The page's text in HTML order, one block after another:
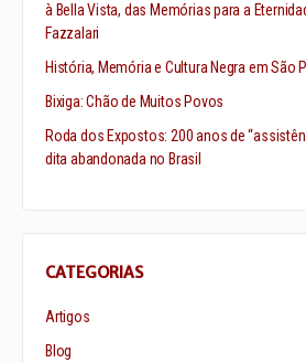
à Bella Vista, das Memórias para a
Fazzalari
História, Memória e Cultura Negra em São
Bixiga: Chão de Muitos Povos
Roda dos Expostos: 200 anos de
dita abandonada no Brasil
CATEGORIAS
Artigos
Blog